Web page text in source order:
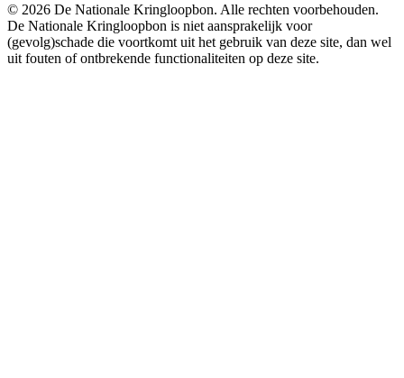
© 2026 De Nationale Kringloopbon. Alle rechten voorbehouden.
De Nationale Kringloopbon is niet aansprakelijk voor
(gevolg)schade die voortkomt uit het gebruik van deze site, dan wel
uit fouten of ontbrekende functionaliteiten op deze site.